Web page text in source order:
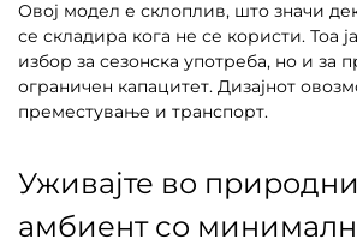
Овој модел е склоплив, што значи
се складира кога не се користи. Тоа
избор за сезонска употреба, но и за
ограничен капацитет. Дизајнот
преместување и транспорт.
Уживајте во
амбиент со